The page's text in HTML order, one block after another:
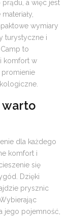
a więc jest
wymiary
turystyczne i
to
komfort w
promienie
warto
dla każdego
komfort i
się
Dzięki
prysznic
jego pojemność,